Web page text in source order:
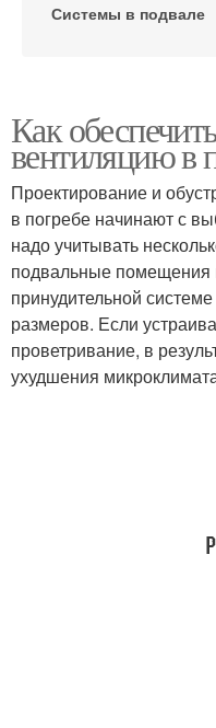
Системы в подвале
Как
вентиляцию в
Проектирование и
в погребе начинают с
надо учитывать
подвальные помещения
принудительной
размеров. Если
проветривание, в
ухудшения